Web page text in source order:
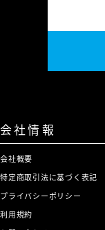
会社情報
会社概要
特定商取引法に基づく表記
プライバシーポリシー
利用規約